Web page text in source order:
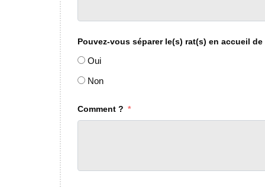
Pouvez-vous séparer le(s) rat(s) en accueil
Oui
Non
Comment ?